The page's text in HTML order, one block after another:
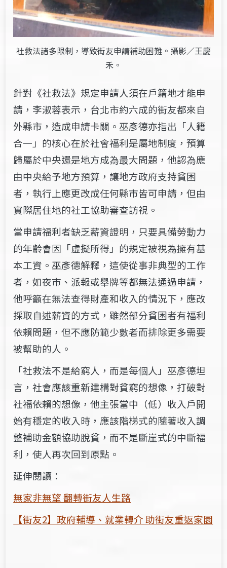
社救法諸多限制，導致街友申請補助困難。攝影／王慶
禾。
針對《社救法》規定申請人須在戶籍地才能申
請，李淑蓉表示，台北市約六成的街友都來自
外縣市，造成申請卡關。巫彥德亦指出「人籍
合一」的核心在於社會福利是屬地制度，預算
歸屬於中央還是地方成為最大問題，他認為應
由中央給予地方預算，讓地方政府支持貧困
者，執行上應更改成任何縣市皆可申請，但由
實際居住地的社工協助審查訪視。
當申請福利者缺乏薪資證明，只要具備勞動力
的年齡會因「虛擬所得」的規定被視為擁有基
本工資。巫彥德解釋，這使從事非典型的工作
者，如夜市、派報或舉牌等都無法通過申請，
他呼籲在無法查得財產和收入的情況下，應改
採取自述薪資的方式，雖然部分貧困者有福利
依賴問題，但不應防範少數者而排除更多需要
被幫助的人。
「社救法不是給窮人，而是每個人」巫彥德坦
言，社會應該重新建構對貧窮的想像，打破對
社福依賴的想像，他主張當中（低）收入戶開
始有穩定的收入時，應該階梯式的隨著收入調
整補助金額協助脫貧，而不是斷崖式的中斷福
利，使人再次回到原點。
延伸閱讀：
無家非無望 翻轉街友人生路
【街友2】政府輔導、就業轉介 助街友重返家園